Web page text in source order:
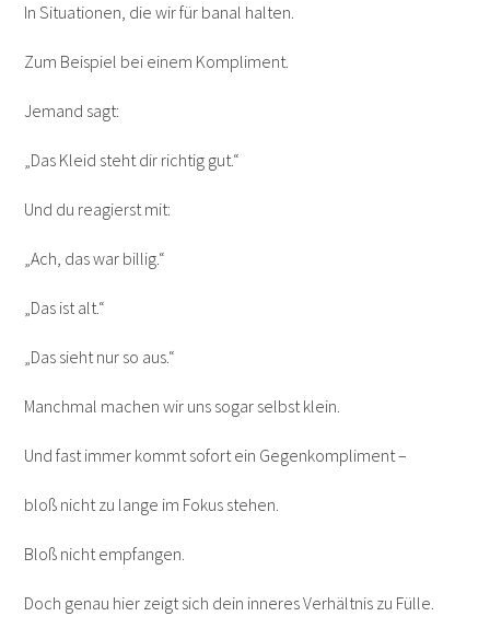
In Situationen, die wir für banal halten.
Zum Beispiel bei einem Kompliment.
Jemand sagt:
„Das Kleid steht dir richtig gut.“
Und du reagierst mit:
„Ach, das war billig.“
„Das ist alt.“
„Das sieht nur so aus.“
Manchmal machen wir uns sogar selbst klein.
Und fast immer kommt sofort ein Gegenkompliment –
bloß nicht zu lange im Fokus stehen.
Bloß nicht empfangen.
Doch genau hier zeigt sich dein inneres Verhältnis zu Fülle.